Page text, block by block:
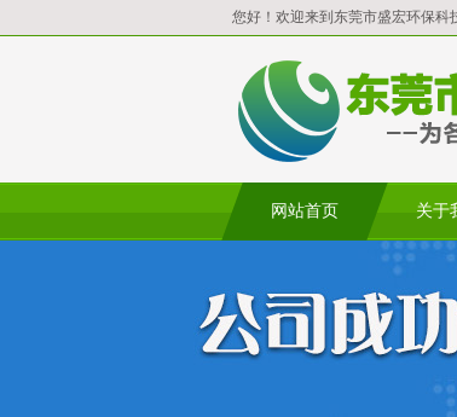
您好！欢迎来到东莞市盛宏环保科
网站首页 关于